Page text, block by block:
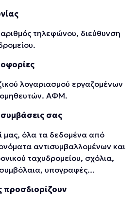
τηλεφώνου, διεύθυνση
λογαριασμού εργαζομένων
ΑΦΜ.
σας
μας, όλα τα δεδομένα από
αντισυμβαλλομένων και
ταχυδρομείου, σχόλια,
υπογραφές…